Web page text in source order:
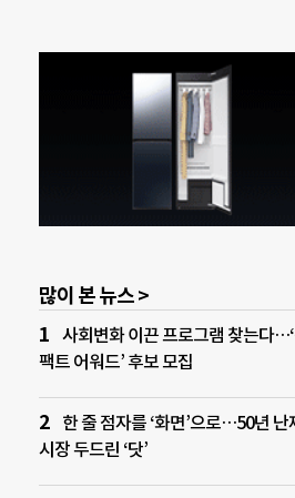
많이 본 뉴스 >
사회변화 이끈 프로그램 찾는다
팩트 어워드’ 후보 모집
한 줄 점자를 ‘화면’으로…50년 난
시장 두드린 ‘닷’